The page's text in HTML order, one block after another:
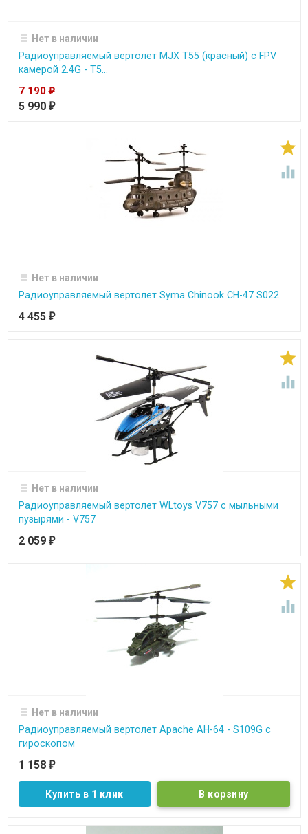
Нет в наличии
Радиоуправляемый вертолет MJX T55 (красный) c FPV
камерой 2.4G - T5...
7 190₽
5 990 ₽


Нет в наличии
Радиоуправляемый вертолет Syma Chinook CH-47 S022
4 455 ₽


Нет в наличии
Радиоуправляемый вертолет WLtoys V757 с мыльными
пузырями - V757
2 059 ₽


Нет в наличии
Радиоуправляемый вертолет Apache AH-64 - S109G с
гироскопом
1 158 ₽
Купить в 1 клик